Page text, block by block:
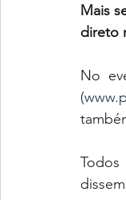
Mais
direto
No
(